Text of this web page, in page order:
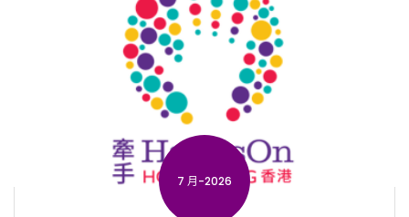
7 月-2026